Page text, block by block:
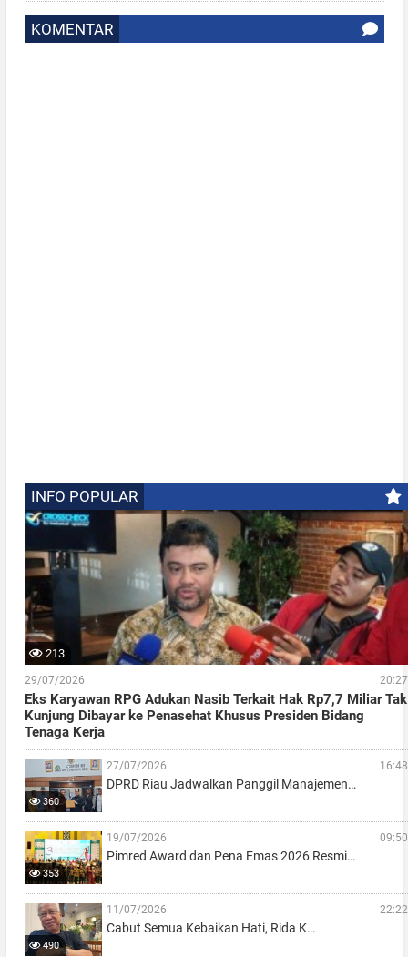
KOMENTAR
INFO POPULAR
213
29/07/2026 20:27
Eks Karyawan RPG Adukan Nasib Terkait Hak Rp7,7 Miliar Tak
Kunjung Dibayar ke Penasehat Khusus Presiden Bidang
Tenaga Kerja
360
27/07/2026 16:48
DPRD Riau Jadwalkan Panggil Manajemen…
353
19/07/2026 09:50
Pimred Award dan Pena Emas 2026 Resmi…
490
11/07/2026 22:22
Cabut Semua Kebaikan Hati, Rida K…